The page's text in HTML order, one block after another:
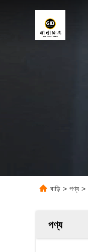
বাড়ি > পণ্য >
পণ্য